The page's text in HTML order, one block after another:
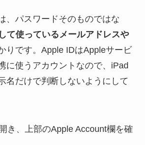
、パスワードそのものではな
て使っているメールアドレスや
りです。Apple IDはAppleサービ
に使うアカウントなので、iPad
名だけで判断しないようにして
き、上部のApple Account欄を確